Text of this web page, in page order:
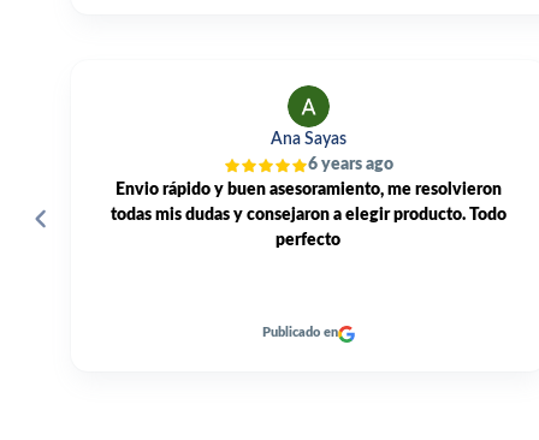
Alfonso Perles
2 years ago
Una gama muy amplia, buenos precios, un servicio
excelente y entrega rapidísima de los productos. 👍🏼
Publicado en